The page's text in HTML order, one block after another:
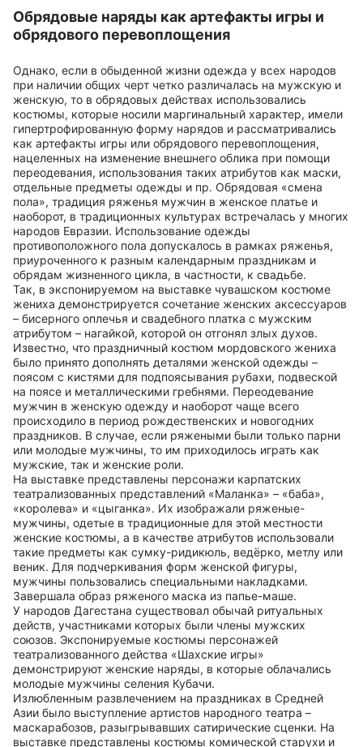
Обрядовые наряды как артефакты игры и
обрядового перевоплощения
Однако, если в обыденной жизни одежда у всех народов
при наличии общих черт четко различалась на мужскую и
женскую, то в обрядовых действах использовались
костюмы, которые носили маргинальный характер, имели
гипертрофированную форму нарядов и рассматривались
как артефакты игры или обрядового перевоплощения,
нацеленных на изменение внешнего облика при помощи
переодевания, использования таких атрибутов как маски,
отдельные предметы одежды и пр. Обрядовая «смена
пола», традиция ряженья мужчин в женское платье и
наоборот, в традиционных культурах встречалась у многих
народов Евразии. Использование одежды
противоположного пола допускалось в рамках ряженья,
приуроченного к разным календарным праздникам и
обрядам жизненного цикла, в частности, к свадьбе.
Так, в экспонируемом на выставке чувашском костюме
жениха демонстрируется сочетание женских аксессуаров
– бисерного оплечья и свадебного платка с мужским
атрибутом – нагайкой, которой он отгонял злых духов.
Известно, что праздничный костюм мордовского жениха
было принято дополнять деталями женской одежды –
поясом с кистями для подпоясывания рубахи, подвеской
на поясе и металлическими гребнями. Переодевание
мужчин в женскую одежду и наоборот чаще всего
происходило в период рождественских и новогодних
праздников. В случае, если ряжеными были только парни
или молодые мужчины, то им приходилось играть как
мужские, так и женские роли.
На выставке представлены персонажи карпатских
театрализованных представлений «Маланка» – «баба»,
«королева» и «цыганка». Их изображали ряженые-
мужчины, одетые в традиционные для этой местности
женские костюмы, а в качестве атрибутов использовали
такие предметы как сумку-ридикюль, ведёрко, метлу или
веник. Для подчеркивания форм женской фигуры,
мужчины пользовались специальными накладками.
Завершала образ ряженого маска из папье-маше.
У народов Дагестана существовал обычай ритуальных
действ, участниками которых были члены мужских
союзов. Экспонируемые костюмы персонажей
театрализованного действа «Шахские игры»
демонстрируют женские наряды, в которые облачались
молодые мужчины селения Кубачи.
Излюбленным развлечением на праздниках в Средней
Азии было выступление артистов народного театра –
маскарабозов, разыгрывавших сатирические сценки. На
выставке представлены костюмы комической старухи и